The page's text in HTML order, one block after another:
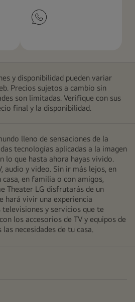
y disponibilidad pueden variar
Precios sujetos a cambio sin
son limitadas. Verifique con sus
final y la disponibilidad.
lleno de sensaciones de la
tecnologías aplicadas a la imagen
lo que hasta ahora hayas vivido.
audio y video. Sin ir más lejos, en
casa, en familia o con amigos,
Theater LG disfrutarás de un
hará vivir una experiencia
televisiones y servicios que te
los accesorios de TV y equipos de
necesidades de tu casa.